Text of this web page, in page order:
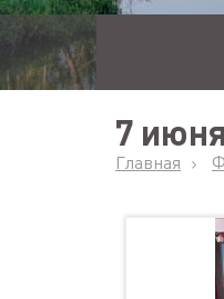
7
Главная